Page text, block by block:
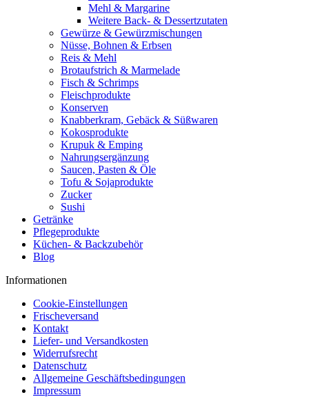
Mehl & Margarine
Weitere Back- & Dessertzutaten
Gewürze & Gewürzmischungen
Nüsse, Bohnen & Erbsen
Reis & Mehl
Brotaufstrich & Marmelade
Fisch & Schrimps
Fleischprodukte
Konserven
Knabberkram, Gebäck & Süßwaren
Kokosprodukte
Krupuk & Emping
Nahrungsergänzung
Saucen, Pasten & Öle
Tofu & Sojaprodukte
Zucker
Sushi
Getränke
Pflegeprodukte
Küchen- & Backzubehör
Blog
Informationen
Cookie-Einstellungen
Frischeversand
Kontakt
Liefer- und Versandkosten
Widerrufsrecht
Datenschutz
Allgemeine Geschäftsbedingungen
Impressum